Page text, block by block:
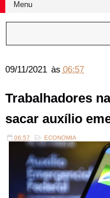
09/11/2021 às 06:57
Trabalhadores
sacar auxílio
06:57 ECONOMIA